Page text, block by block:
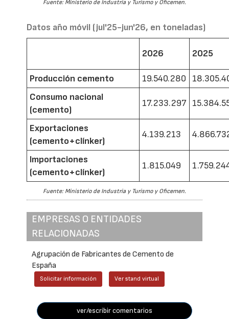
Fuente: Ministerio de Industria y Turismo y Oficemen.
Datos año móvil (jul'25-jun'26, en toneladas)
2026 2025
Producción cemento 19.540.280
Consumo nacional
(cemento)
17.233.297
Exportaciones
(cemento+clínker)
4.139.213
Importaciones
(cemento+clínker)
1.815.049
Fuente: Ministerio de Industria y Turismo y Oficemen.
EMPRESAS O ENTIDADES
RELACIONADAS
Agrupación de Fabricantes de Cemento de
España
Solicitar información Ver stand virtual
ver/escribir comentarios